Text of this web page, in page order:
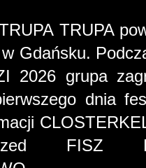
TRUPA
Gdańsku.
2026 grupa
dnia
FISZ